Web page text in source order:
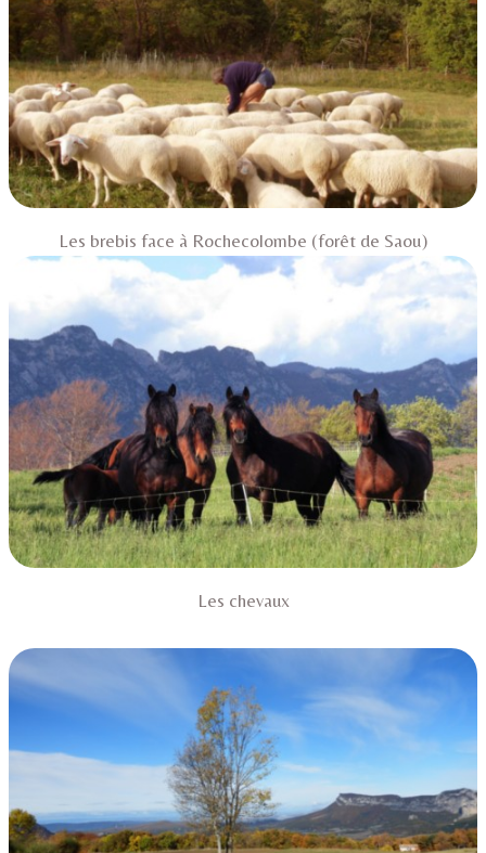
Les brebis face à Rochecolombe (forêt de Saou)
Les chevaux